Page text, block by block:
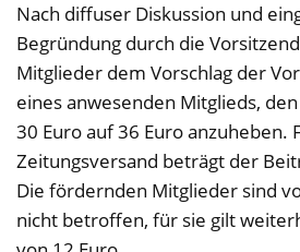
Nach diffuser Diskussion und
Begründung durch die
Mitglieder dem Vorschlag der
eines anwesenden Mitglieds,
30 Euro auf 36 Euro anzuheben.
Zeitungsversand beträgt der
Die fördernden Mitglieder sind
nicht betroffen, für sie gilt